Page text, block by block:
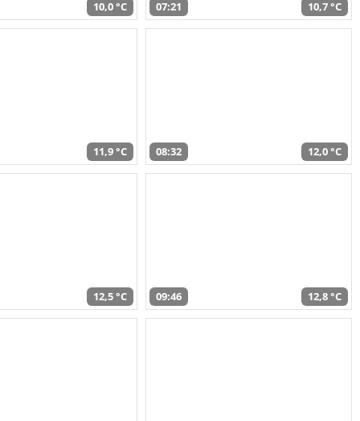
10,0 °C 07:21 10,7 °C
11,9 °C 08:32 12,0 °C
12,5 °C 09:46 12,8 °C